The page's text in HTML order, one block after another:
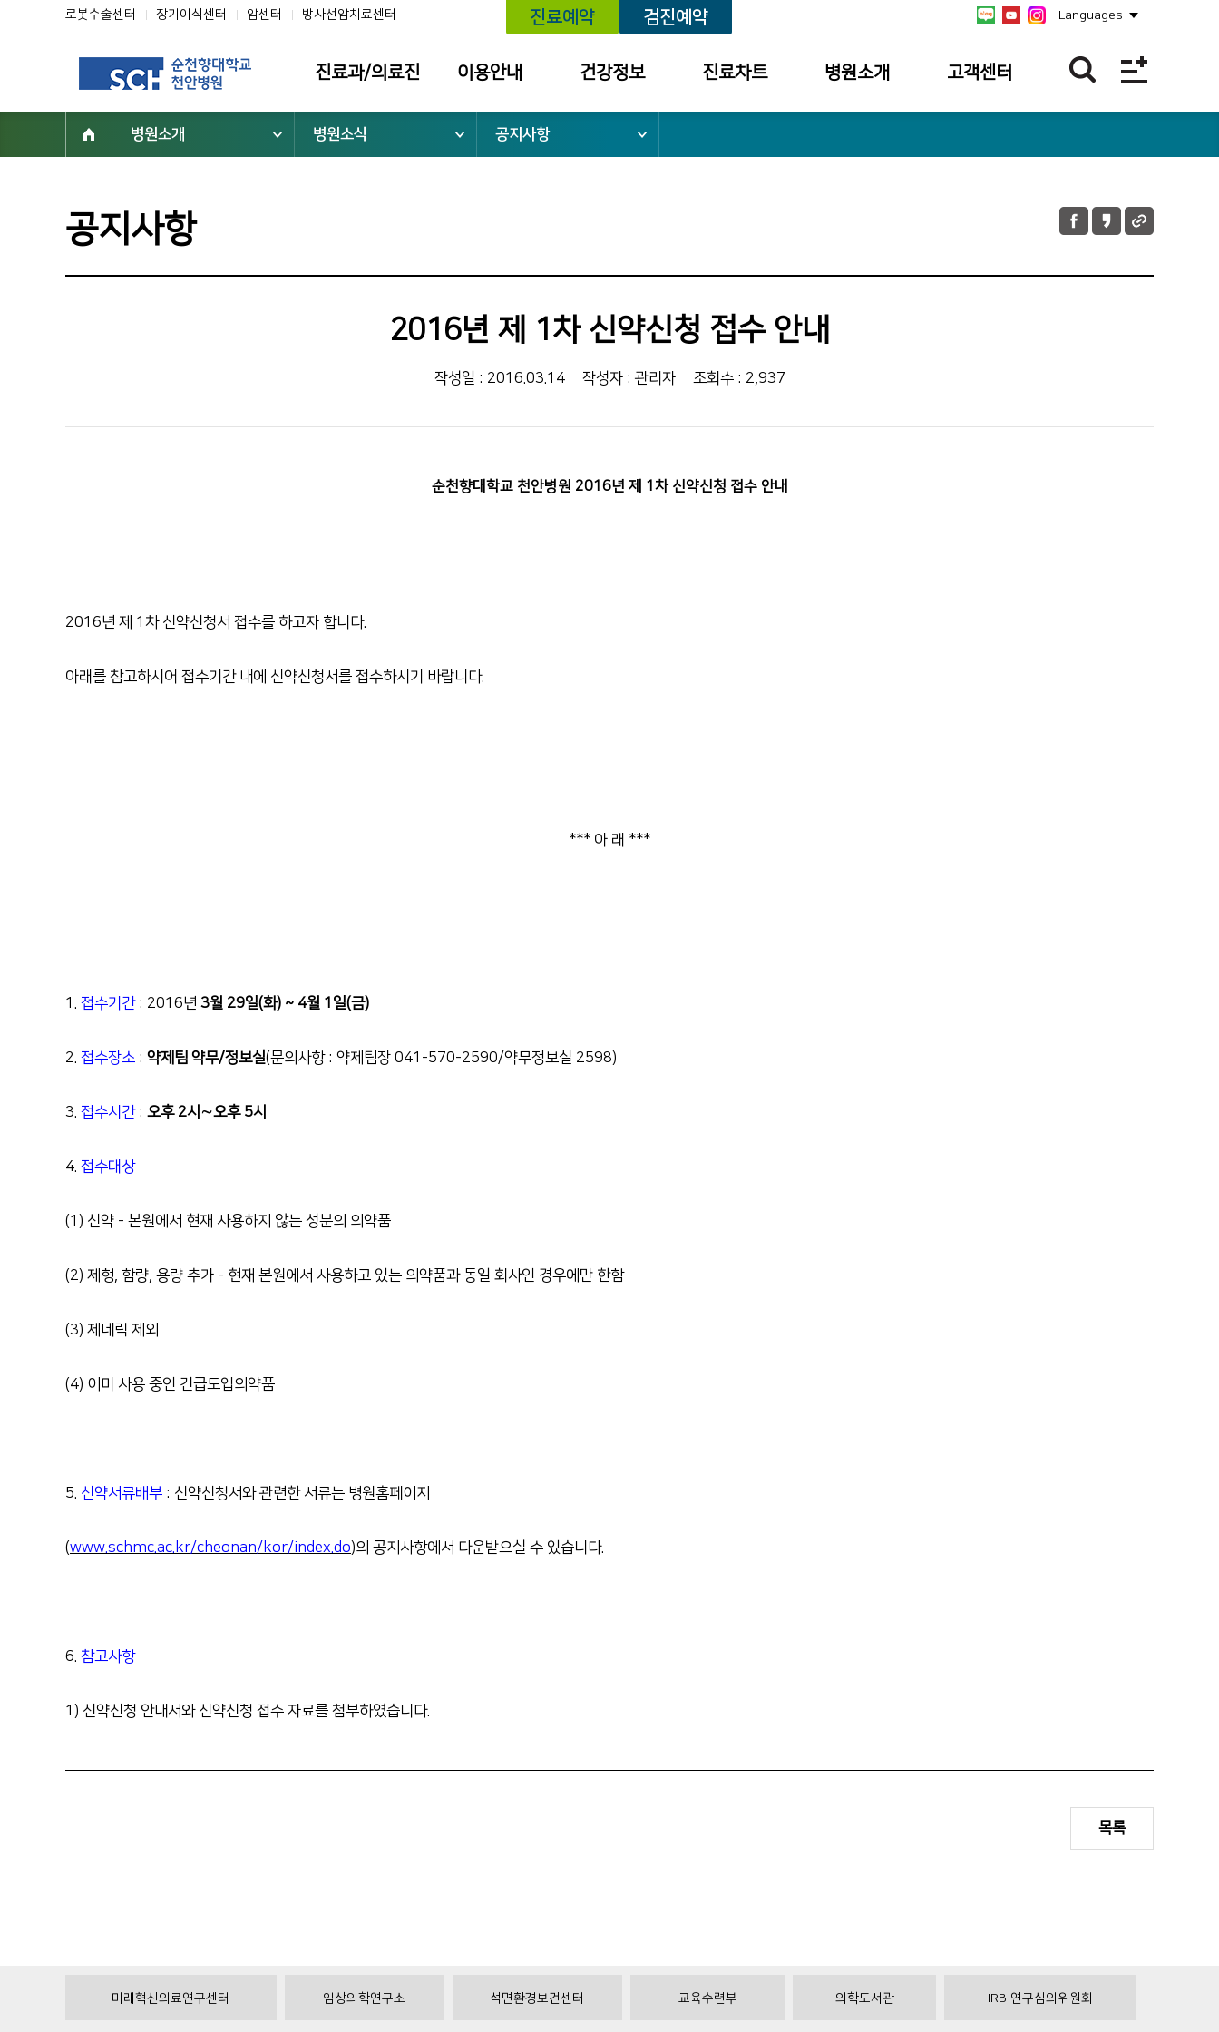
로봇수술센터 장기이식센터 암센터 방사선암치료센터 진료예약 검진예약 Languages
진료과/의료진
진료과
진료협력센터
진료지원부서
이용안내
위치안내
응급진료안내
병문안안내
증명서 발급
안내
장례식장 안내
건강정보
건강정보
진료차트
예약내역
병원소개
병원개요
병원소식
고객센터
불편/건의접수
병원소개 병원소식 공지사항
공지사항
2016년 제 1차 신약신청 접수 안내
작성일 : 2016.03.14 작성자 : 관리자 조회수 : 2,937
순천향대학교 천안병원 2016년 제 1 차 신약신청 접수 안내
2016년 제 1 차 신약신청서 접수를 하고자 합니다.
아래를 참고하시어 접수기간 내에 신약신청서를 접수하시기 바랍니다.
*** 아 래 ***
1. 접수기간 : 2016년 3월 29일(화) ~ 4월 1 일(금)
2. 접수장소 : 약제팀 약무/정보실(문의사항 : 약제팀장 041-570-2590/약무정보실 2598)
3. 접수시간 : 오후 2시 ∼오후 5시
4. 접수대상
(1) 신약 - 본원에서 현재 사용하지 않는 성분의 의약품
(2) 제형, 함량, 용량 추가 - 현재 본원에서 사용하고 있는 의약품과 동일 회사인 경우에만 한함
(3) 제네릭 제외
(4) 이미 사용 중인 긴급도입의약품
5. 신약서류배부 : 신약신청서와 관련한 서류는 병원홈페이지
(www.schmc.ac.kr/cheonan/kor/index.do)의 공지사항에서 다운받으실 수 있습니다.
6. 참고사항
1) 신약신청 안내서와 신약신청 접수 자료를 첨부하였습니다.
목록
미래혁신의료연구센터 임상의학연구소 석면환경보건센터 교육수련부 의학도서관 IRB 연구심의위원회